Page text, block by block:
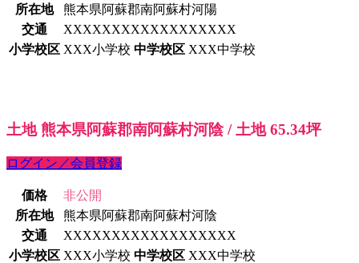
所在地
熊本県阿蘇郡南阿蘇村河陽
交通
XXXXXXXXXXXXXXXXXX
小学校区 XXX小学校 中学校区 XXX中学校
土地 熊本県阿蘇郡南阿蘇村河陰 / 土地 65.34坪
ログイン／会員登録
価格
非公開
所在地
熊本県阿蘇郡南阿蘇村河陰
交通
XXXXXXXXXXXXXXXXXX
小学校区 XXX小学校 中学校区 XXX中学校